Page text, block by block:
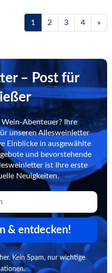
1 2 3 4 »
– Post für
Abenteuer? Ihre
unseren Allesweinletter
Einblicke in ausgewählte
und bevorstehende
ist Ihre erste
Neuigkeiten.
& entdecken!
Kein Spam, nur wichtige